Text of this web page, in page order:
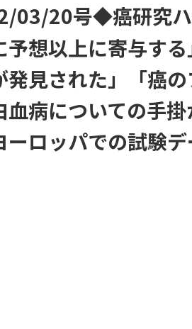
03/20号◆癌研究ハ
予想以上に寄与す
発見された」「癌
血病についての手
ーロッパでの試験